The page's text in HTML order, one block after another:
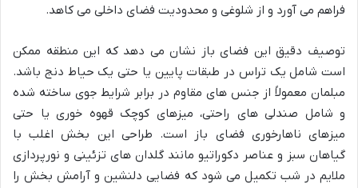
فراهم می آورد و از شلوغی و محدودیت فضای داخلی می کاهد.
توصیف دقیق این فضای باز نشان می دهد که این منطقه ممکن
است شامل یک تراس در طبقات پایین یا حتی یک حیاط دنج باشد.
مبلمان معمولاً از جنس های مقاوم در برابر شرایط جوی ساخته شده
و شامل صندلی های راحتی، میزهای کوچک قهوه خوری یا حتی
میزهای ناهارخوری فضای باز است. طراحی این بخش اغلب با
گیاهان سبز و عناصر دکوراتیو مانند گلدان های تزئینی و نورپردازی
ملایم در شب تکمیل می شود که فضایی دلنشین و آرامش بخش را